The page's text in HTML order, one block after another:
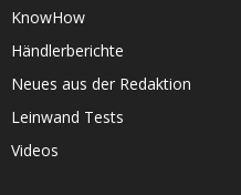
KnowHow
Händlerberichte
Neues aus der Redaktion
Leinwand Tests
Videos